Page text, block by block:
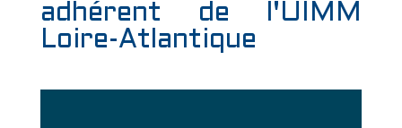
adhérent de l'UIMM
Loire-Atlantique